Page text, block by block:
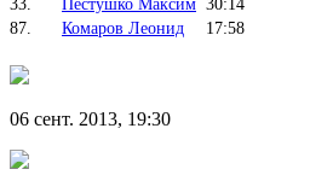
33.
Пестушко Максим 30:14
87.
Комаров Леонид
17:58
06 сент. 2013, 19:30